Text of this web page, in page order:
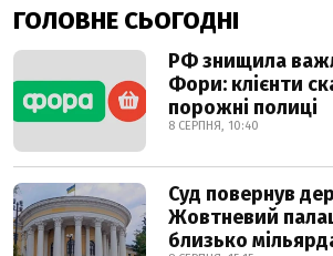
ГОЛОВНЕ СЬОГОДНІ
РФ знищила
Фори: клієнти
порожні полиці
8 СЕРПНЯ, 10:40
Суд повернув
Жовтневий
близько